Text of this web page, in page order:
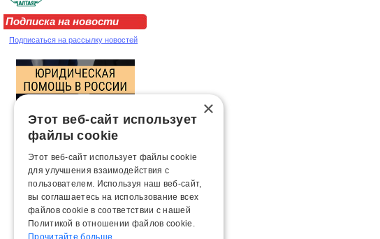
Подписка на новости
Подписаться на рассылку новостей
×
Этот веб-сайт использует
файлы cookie
Этот веб-сайт использует файлы cookie
для улучшения взаимодействия с
пользователем. Используя наш веб-сайт,
вы соглашаетесь на использование всех
файлов cookie в соответствии с нашей
Политикой в ​​отношении файлов cookie.
Прочитайте больше